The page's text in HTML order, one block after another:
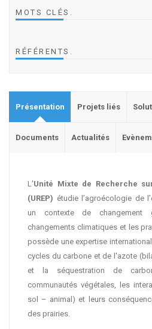
MOTS CLÉS .
RÉFÉRENTS .
Présentation Projets liés
Documents Actualités
L'Unité Mixte de Recherche
(UREP) étudie l’agroécologie de
un contexte de changement
changements climatiques et les
possède une expertise
cycles du carbone et de l'azote
et la séquestration de
communautés végétales, les
sol – animal) et leurs
des prairies.